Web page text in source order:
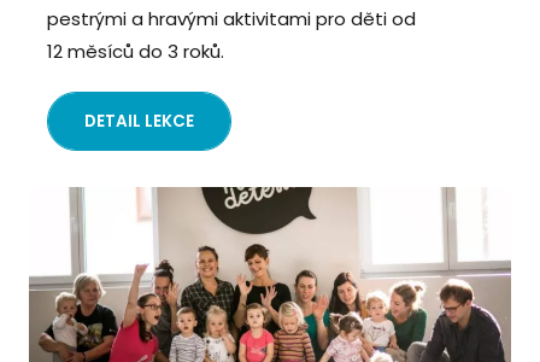
pestrými a hravými aktivitami pro děti od
12 měsíců do 3 roků.
DETAIL LEKCE